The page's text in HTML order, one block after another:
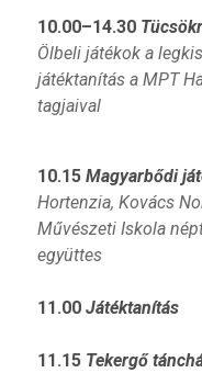
10.00–14.30
Ölbeli játékok a
játéktanítás a MPT
tagjaival
10.15 Magyarbődi
Hortenzia, Kovács
Művészeti Iskola
együttes
11.00 Játéktanítás
11.15 Tekergő